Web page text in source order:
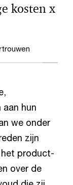
kosten x
hun
we onder
zijn
het product-
over de